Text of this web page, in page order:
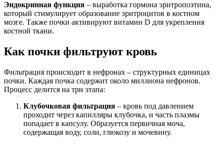
Эндокринная функция – выработка гормона эритропоэтина,
который стимулирует образование эритроцитов в костном
мозге. Также почки активируют витамин D для укрепления
костной ткани.
Как почки фильтруют кровь
Фильтрация происходит в нефронах – структурных единицах
почки. Каждая почка содержит около миллиона нефронов.
Процесс делится на три этапа:
Клубочковая фильтрация – кровь под давлением
проходит через капилляры клубочка, и часть плазмы
попадает в капсулу. Образуется первичная моча,
содержащая воду, соли, глюкозу и мочевину.